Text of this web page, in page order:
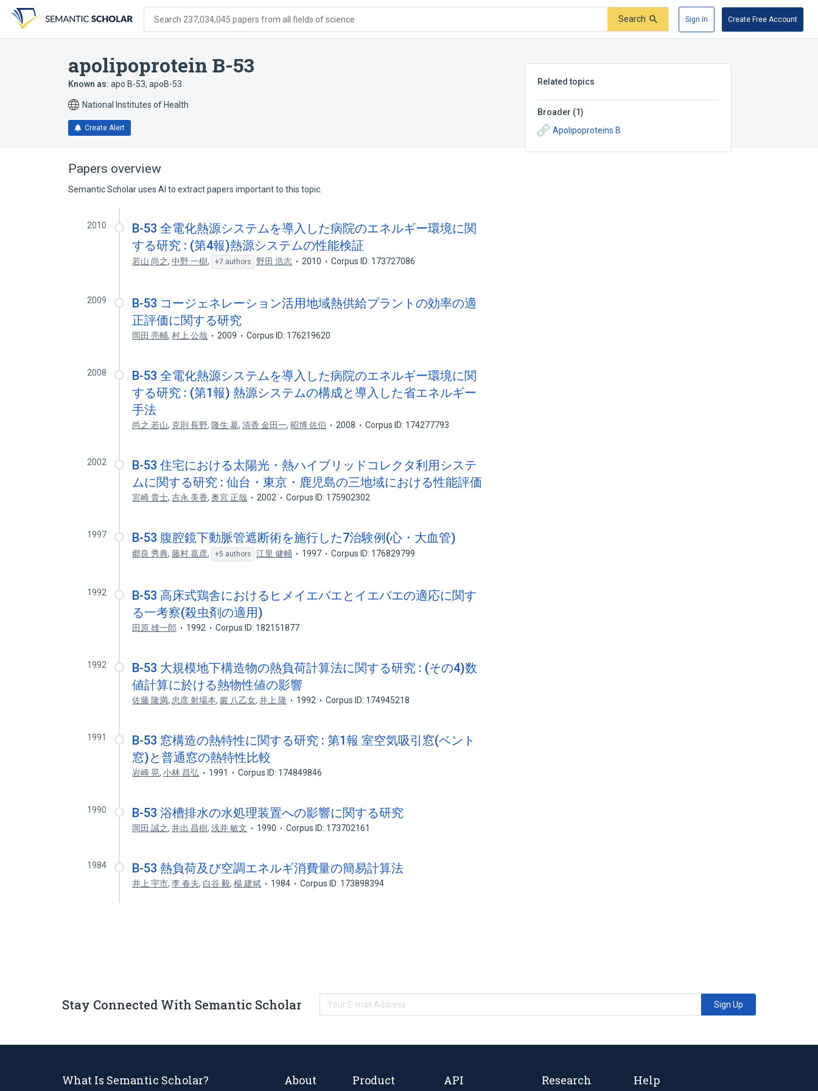
search
form
content
account
menu
Search 237,034,045 papers from all fields of science Search Sign In Create Free Account
apolipoprotein B-53
Known as: apo B-53, apoB-53
National Institutes of Health
Create Alert
Related topics
Broader (1)
Apolipoproteins B
Papers overview
Semantic Scholar uses AI to extract papers important to this topic.
2010
B-53 全電化熱源システムを導入した病院のエネルギー環境に関
する研究 : (第4報)熱源システムの性能検証
若山 尚之,中野 一樹, +7 authors 野田 浩志 2010 Corpus ID: 173727086
2009
B-53 コージェネレーション活用地域熱供給プラントの効率の適
正評価に関する研究
岡田 亮輔,村上 公哉 2009 Corpus ID: 176219620
2008
B-53 全電化熱源システムを導入した病院のエネルギー環境に関
する研究 : (第1報) 熱源システムの構成と導入した省エネルギー
手法
尚之 若山, 克則 長野, 隆生 葛,清香 金田一, 昭博 佐伯 2008 Corpus ID: 174277793
2002
B-53 住宅における太陽光・熱ハイブリッドコレクタ利用システ
ムに関する研究 : 仙台・東京・鹿児島の三地域における性能評価
宮崎 貴士,吉永 美香,奥宮 正哉 2002 Corpus ID: 175902302
1997 B-53 腹腔鏡下動脈管遮断術を施行した7治験例(心・大血管)
郷良 秀典,藤村 嘉彦, +5 authors 江里 健輔 1997 Corpus ID: 176829799
1992
B-53 高床式鶏舎におけるヒメイエバエとイエバエの適応に関す
る一考察(殺虫剤の適用)
田原 雄一郎 1992 Corpus ID: 182151877
1992
B-53 大規模地下構造物の熱負荷計算法に関する研究 : (その4)数
値計算に於ける熱物性値の影響
佐藤 隆満, 忠彦 射場本, 巖 八乙女,井上 隆 1992 Corpus ID: 174945218
1991
B-53 窓構造の熱特性に関する研究 : 第1報 室空気吸引窓(ベント
窓)と普通窓の熱特性比較
岩崎 晃,小林 昌弘 1991 Corpus ID: 174849846
1990 B-53 浴槽排水の水処理装置への影響に関する研究
岡田 誠之,井出 昌樹,浅井 敏文 1990 Corpus ID: 173702161
1984 B-53 熱負荷及び空調エネルギ消費量の簡易計算法
井上 宇市,李 春夫, 白谷 毅,楊 建斌 1984 Corpus ID: 173898394
Stay Connected With Semantic Scholar Sign Up
What Is Semantic Scholar? About Product API Research Help